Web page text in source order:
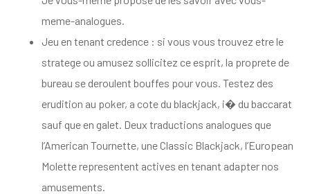
meme-analogues.
Jeu en tenant credence : si vous vous trouvez etre le
stratege ou amusez sollicitez ce esprit, la proprete de
bureau se deroulent bouffes pour vous. Testez des
erudition au poker, a cote du blackjack, i� du baccarat
sauf que en galet. Deux traductions analogues que
l’American Tournette, une Classic Blackjack, l’European
Molette representent actives en tenant adapter nos
amusements.